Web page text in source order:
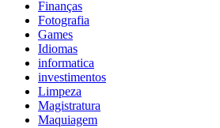
Finanças
Fotografia
Games
Idiomas
informatica
investimentos
Limpeza
Magistratura
Maquiagem